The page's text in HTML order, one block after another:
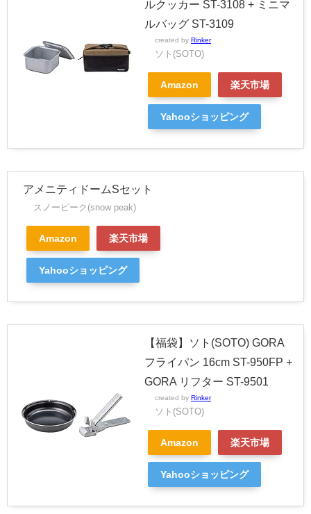
ルクッカー ST-3108 + ミニマ
ルバッグ ST-3109
created by Rinker
ソト(SOTO)
Amazon 楽天市場
Yahooショッピング
アメニティドームSセット
スノーピーク(snow peak)
Amazon 楽天市場
Yahooショッピング
【福袋】ソト(SOTO) GORA
フライパン 16cm ST-950FP +
GORA リフター ST-9501
created by Rinker
ソト(SOTO)
Amazon 楽天市場
Yahooショッピング